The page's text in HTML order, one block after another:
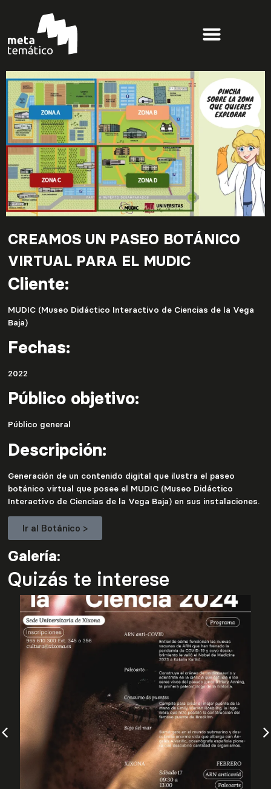
sitio
web
un
sistema
accesibilidad.
CREAMOS UN PASEO BOTÁNICO
VIRTUAL PARA EL MUDIC
Cliente:
MUDIC (Museo Didáctico Interactivo de Ciencias de la Vega
Baja)
Fechas:
2022
Público objetivo:
Público general
Descripción:
Generación de un contenido digital que ilustra el paseo
botánico virtual que posee el MUDIC (Museo Didáctico
Interactivo de Ciencias de la Vega Baja) en sus instalaciones.
Ir al Botánico >
Galería:
Quizás te interese